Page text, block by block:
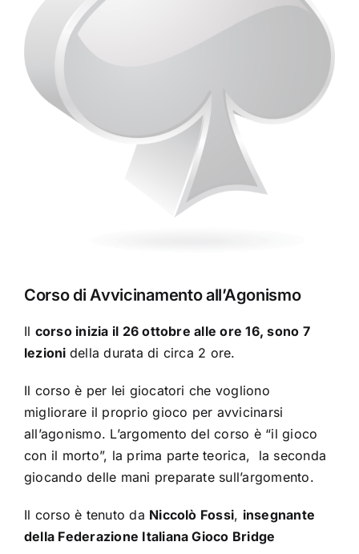
Corso di Avvicinamento all’Agonismo
Il corso inizia il 26 ottobre alle ore 16, sono 7
lezioni della durata di circa 2 ore.
Il corso è per lei giocatori che vogliono
migliorare il proprio gioco per avvicinarsi
all’agonismo. L’argomento del corso è “il gioco
con il morto”, la prima parte teorica, la seconda
giocando delle mani preparate sull’argomento.
Il corso è tenuto da Niccolò Fossi, insegnante
della Federazione Italiana Gioco Bridge